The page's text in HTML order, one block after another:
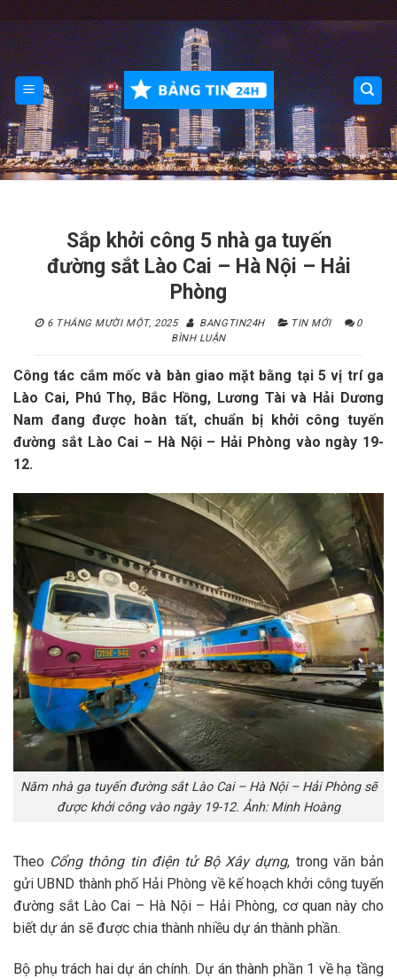
Skip
to
content
Sắp khởi công 5 nhà ga tuyến
đường sắt Lào Cai – Hà Nội – Hải
Phòng
6 THÁNG MƯỜI MỘT, 2025 BANGTIN24H TIN MỚI
0
BÌNH LUẬN
Công tác cắm mốc và bàn giao mặt bằng tại 5 vị trí ga
Lào Cai, Phú Thọ, Bắc Hồng, Lương Tài và Hải Dương
Nam đang được hoàn tất, chuẩn bị khởi công tuyến
đường sắt Lào Cai – Hà Nội – Hải Phòng vào ngày 19-
12.
Năm nhà ga tuyến đường sắt Lào Cai – Hà Nội – Hải Phòng sẽ
được khởi công vào ngày 19-12. Ảnh: Minh Hoàng
Theo Cổng thông tin điện tử Bộ Xây dựng, trong văn bản
gửi UBND thành phố Hải Phòng về kế hoạch khởi công tuyến
đường sắt Lào Cai – Hà Nội – Hải Phòng, cơ quan này cho
biết dự án sẽ được chia thành nhiều dự án thành phần.
Bộ phụ trách hai dự án chính. Dự án thành phần 1 về hạ tầng